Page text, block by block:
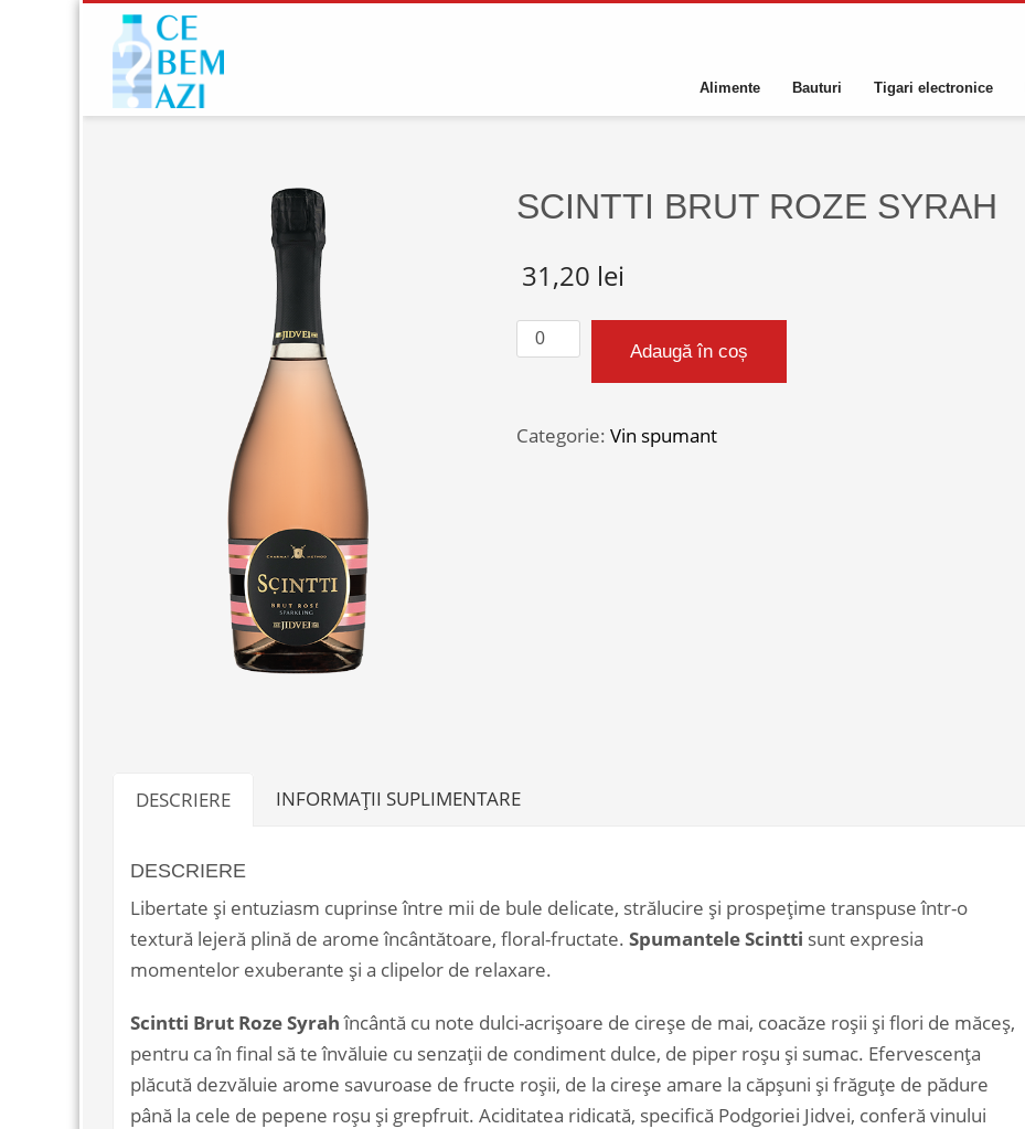
Alimente Bauturi Tigari electronice
SCINTTI BRUT ROZE SYRAH
31,20 lei
Cantitate
SCINTTI
ROZE
Adaugă în coș
Categorie: Vin spumant
DESCRIERE INFORMAȚII SUPLIMENTARE
DESCRIERE
Libertate și entuziasm cuprinse între mii de bule delicate, strălucire și prospețime transpuse într-o
textură lejeră plină de arome încântătoare, floral-fructate. Spumantele Scintti sunt expresia
momentelor exuberante și a clipelor de relaxare.
Scintti Brut RozeSyrahîncântă cu note dulci-acrișoare de cireșe de mai, coacăze roșii și flori de măceș,
pentru ca în final să te învăluie cu senzații de condiment dulce, de piper roșu și sumac. Efervescența
plăcută dezvăluie arome savuroase de fructe roșii, de la cireșe amare la căpșuni și frăguțe de pădure
până la cele de pepene roșu și grepfruit. Aciditatea ridicată, specifică Podgoriei Jidvei, conferă vinului